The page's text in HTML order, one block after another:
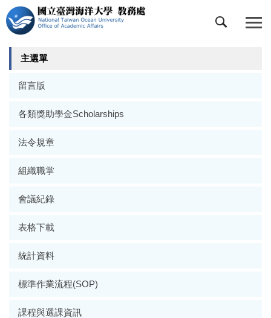
跳
到
主
要
主選單
留言版
各類獎助學金Scholarships
法令規章
組織職掌
會議紀錄
表格下載
統計資料
標準作業流程(SOP)
課程與選課資訊